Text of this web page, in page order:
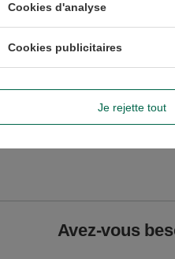
sec et frais.
dans la commande pour les
Avez-vous
Cookies d'analyse
Cookies publicitaires
Je rejette tout